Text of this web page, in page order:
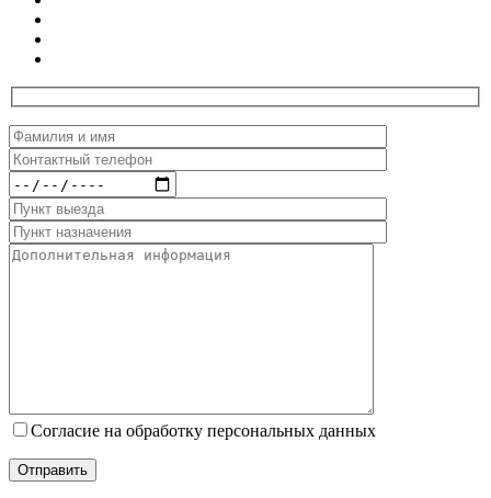
Согласие на обработку персональных данных